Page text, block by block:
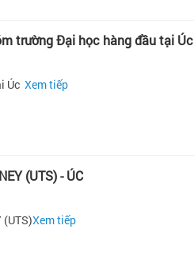
trường Đại học hàng đầu tại Úc
Úc Xem tiếp
(UTS) - ÚC
(UTS)Xem tiếp